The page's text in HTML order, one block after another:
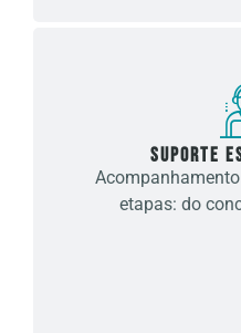
Suporte
etapas: do